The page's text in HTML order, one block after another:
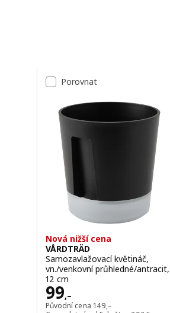
z 5 hvězdy. Celkem recenzí:
Porovnat
Nová nižší cena
VÅRDTRÄD
Samozavlažovací květináč,
vn./venkovní průhledné/antracit,
12 cm
99,–
Cena 99,–
Původní cena 149,–
Původní cena 149,–